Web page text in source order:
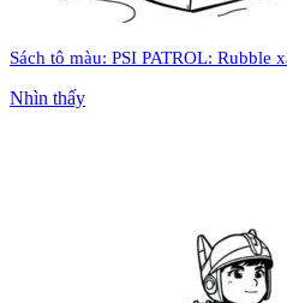
Sách tô màu: PSI PATROL: Rubble
Nhìn thấy